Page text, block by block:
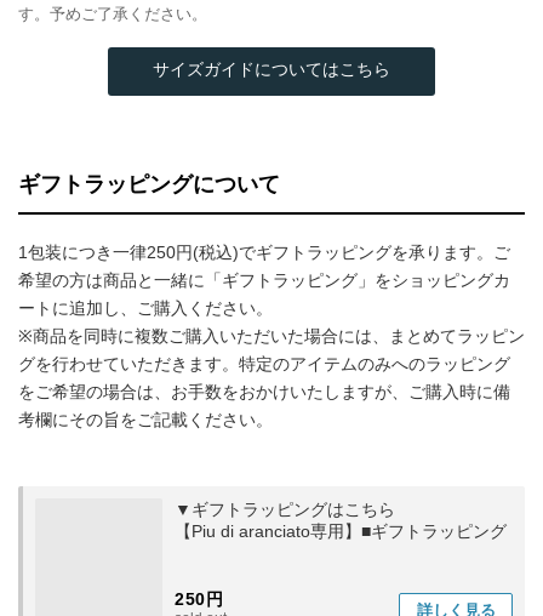
す。予めご了承ください。
サイズガイドについてはこちら
ギフトラッピングについて
1包装につき一律250円(税込)でギフトラッピングを承ります。ご
希望の方は商品と一緒に「ギフトラッピング」をショッピングカ
ートに追加し、ご購入ください。
※商品を同時に複数ご購入いただいた場合には、まとめてラッピン
グを行わせていただきます。特定のアイテムのみへのラッピング
をご希望の場合は、お手数をおかけいたしますが、ご購入時に備
考欄にその旨をご記載ください。
▼ギフトラッピングはこちら
【Piu di aranciato専用】■ギフトラッピング
250円
詳しく 見る